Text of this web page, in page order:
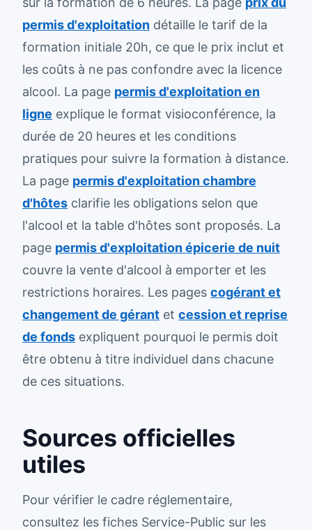
permis d'exploitation détaille le tarif de la
formation initiale 20h, ce que le prix inclut et
les coûts à ne pas confondre avec la licence
alcool. La page permis d'exploitation en
ligne explique le format visioconférence, la
durée de 20 heures et les conditions
pratiques pour suivre la formation à distance.
La page permis d'exploitation chambre
d'hôtes clarifie les obligations selon que
l'alcool et la table d'hôtes sont proposés. La
page permis d'exploitation épicerie de nuit
couvre la vente d'alcool à emporter et les
restrictions horaires. Les pages cogérant et
changement de gérant et cession et reprise
de fonds expliquent pourquoi le permis doit
être obtenu à titre individuel dans chacune
de ces situations.
Sources officielles
utiles
Pour vérifier le cadre réglementaire,
consultez les fiches Service-Public sur les